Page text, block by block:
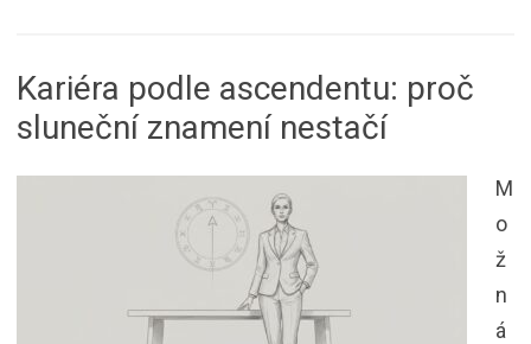
Kariéra podle ascendentu: proč
sluneční znamení nestačí
M
o
ž
n
á